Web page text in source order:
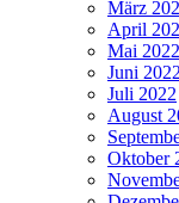
März
April
Mai 2022
Juni 2022
Juli 2022
August
Oktober